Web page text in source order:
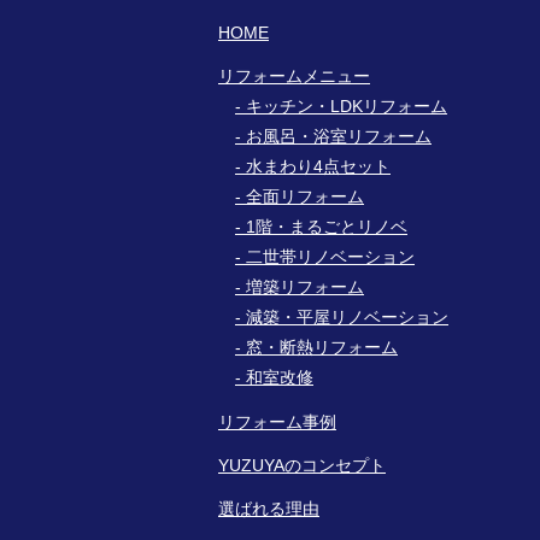
HOME
リフォームメニュー
キッチン・LDKリフォーム
お風呂・浴室リフォーム
水まわり4点セット
全面リフォーム
1階・まるごとリノベ
二世帯リノベーション
増築リフォーム
減築・平屋リノベーション
窓・断熱リフォーム
和室改修
リフォーム事例
YUZUYAのコンセプト
選ばれる理由